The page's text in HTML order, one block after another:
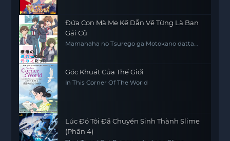
Đứa Con Mà Mẹ Kế Dẫn Về Từng Là Bạn
Gái Cũ
Mamahaha no Tsurego ga Motokano datta
Góc Khuất Của Thế Giới
In This Corner Of The World
Lúc Đó Tôi Đã Chuyển Sinh Thành Slime
(Phần 4)